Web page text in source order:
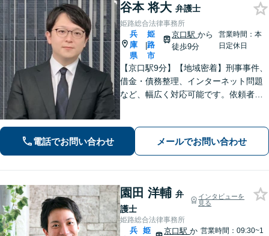
谷本 将大 弁護士
姫路総合法律事務所
兵
庫
県
|
姫
路
市
京口駅から
徒歩9分
営業時間：本
日定休日
【京口駅9分】【地域密着】刑事事件、
借金・債務整理、インターネット問題
など、幅広く対応可能です。依頼者さ
ます。また、問題となっている背景事
情にも気を配り、根本的な解決を目指
電話でお問い合わせ メールでお問い合わせ
園田 洋輔 弁
護士
インタビューを
見る
姫路総合法律事務所
兵
姫
京口駅か 営業時間：09:30~1